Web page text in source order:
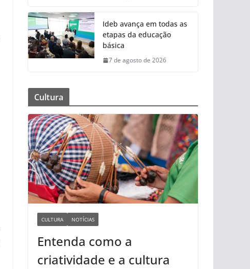
Ideb avança em todas as
etapas da educação
básica
7 de agosto de 2026
Cultura
CULTURA NOTÍCIAS
Entenda como a
criatividade e a cultura